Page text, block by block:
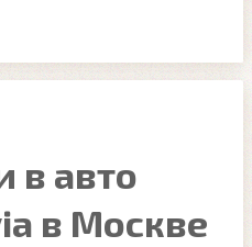
в авто
в Москве